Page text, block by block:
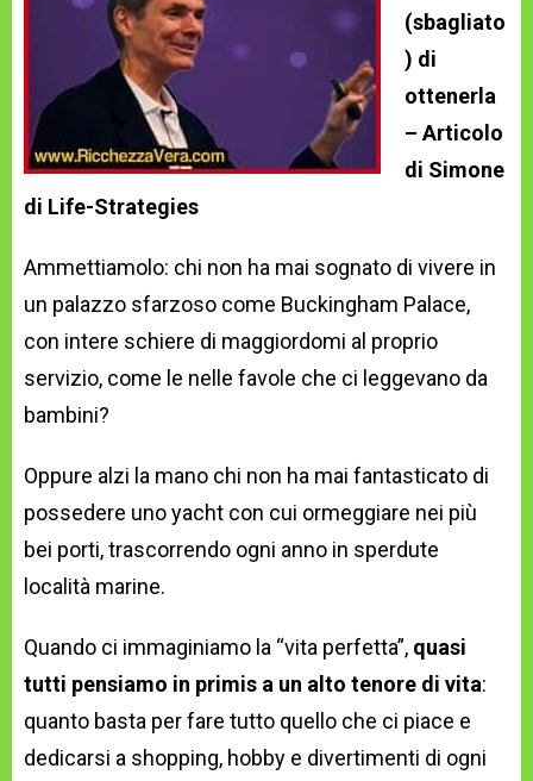
(sbagliato
) di
ottenerla
– Articolo
di Simone
di Life-Strategies
Ammettiamolo: chi non ha mai sognato di vivere in
un palazzo sfarzoso come Buckingham Palace,
con intere schiere di maggiordomi al proprio
servizio, come le nelle favole che ci leggevano da
bambini?
Oppure alzi la mano chi non ha mai fantasticato di
possedere uno yacht con cui ormeggiare nei più
bei porti, trascorrendo ogni anno in sperdute
località marine.
Quando ci immaginiamo la “vita perfetta”, quasi
tutti pensiamo in primis a un alto tenore di vita:
quanto basta per fare tutto quello che ci piace e
dedicarsi a shopping, hobby e divertimenti di ogni